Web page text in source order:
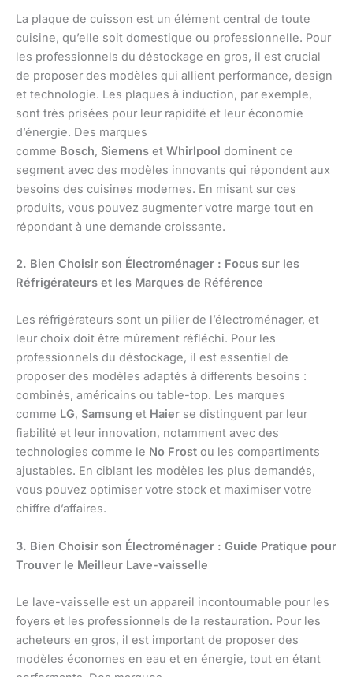
La plaque de cuisson est un élément central de toute
cuisine, qu’elle soit domestique ou professionnelle. Pour
les professionnels du déstockage en gros, il est crucial
de proposer des modèles qui allient performance, design
et technologie. Les plaques à induction, par exemple,
sont très prisées pour leur rapidité et leur économie
d’énergie. Des marques
comme Bosch, Siemens et Whirlpool dominent ce
segment avec des modèles innovants qui répondent aux
besoins des cuisines modernes. En misant sur ces
produits, vous pouvez augmenter votre marge tout en
répondant à une demande croissante.
2. Bien Choisir son Électroménager : Focus sur les
Réfrigérateurs et les Marques de Référence
Les réfrigérateurs sont un pilier de l’électroménager, et
leur choix doit être mûrement réfléchi. Pour les
professionnels du déstockage, il est essentiel de
proposer des modèles adaptés à différents besoins :
combinés, américains ou table-top. Les marques
comme LG, Samsung et Haier se distinguent par leur
fiabilité et leur innovation, notamment avec des
technologies comme le No Frost ou les compartiments
ajustables. En ciblant les modèles les plus demandés,
vous pouvez optimiser votre stock et maximiser votre
chiffre d’affaires.
3. Bien Choisir son Électroménager : Guide Pratique pour
Trouver le Meilleur Lave-vaisselle
Le lave-vaisselle est un appareil incontournable pour les
foyers et les professionnels de la restauration. Pour les
acheteurs en gros, il est important de proposer des
modèles économes en eau et en énergie, tout en étant